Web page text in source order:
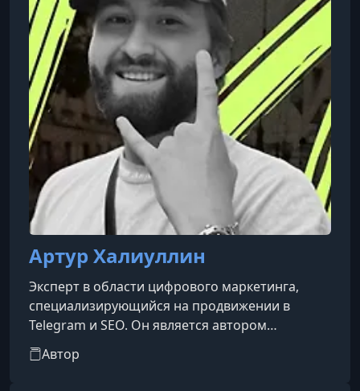
Артур Халиуллин
Эксперт в области цифрового маркетинга,
специализирующийся на продвижении в
Telegram и SEO. Он является автором
обучающих программ, таких как «Канал на
прокачку 5.0» и «TG Express 2.0», которые
Автор